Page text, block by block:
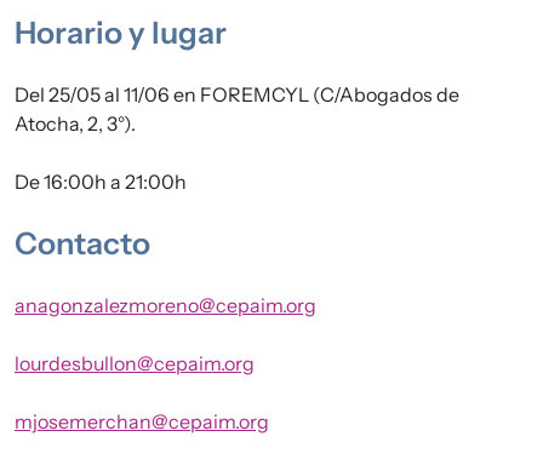
Horario y lugar
Del 25/05 al 11/06 en FOREMCYL (C/Abogados de
Atocha, 2, 3°).
De 16:00h a 21:00h
Contacto
anagonzalezmoreno@cepaim.org
lourdesbullon@cepaim.org
mjosemerchan@cepaim.org